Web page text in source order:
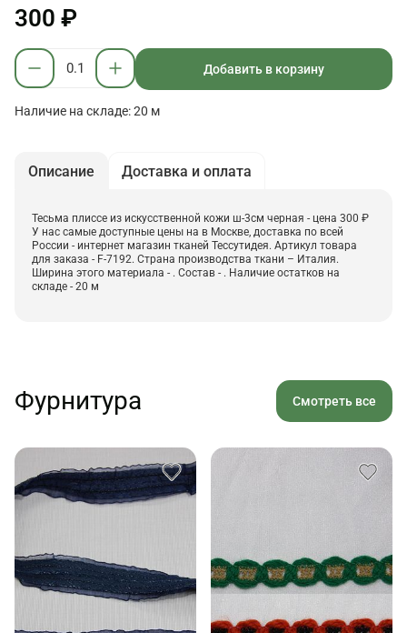
300 ₽
Добавить в корзину
Наличие на складе: 20 м
Описание Доставка и оплата
Тесьма плиссе из искусственной кожи ш-3см черная - цена 300 ₽
У нас самые доступные цены на в Москве, доставка по всей
России - интернет магазин тканей Тессутидея. Артикул товара
для заказа - F-7192. Страна производства ткани – Италия.
Ширина этого материала - . Состав - . Наличие остатков на
складе - 20 м
Фурнитура Смотреть все